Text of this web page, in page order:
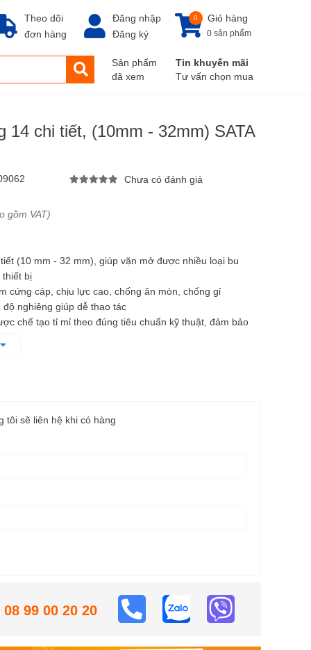
Theo dõi
đơn hàng
Đăng nhập
Đăng ký
Giỏ hàng
0
0 sản phẩm
Sản phẩm
đã xem
Tin khuyến mãi
Tư vấn chọn mua
14 chi tiết, (10mm - 32mm) SATA
Chưa có đánh giá
gồm VAT)
(10 mm - 32 mm), giúp vặn mở được nhiều loại bu
thiết bị
cứng cáp, chịu lực cao, chống ăn mòn, chống gỉ
nghiêng giúp dễ thao tác
chế tạo tỉ mỉ theo đúng tiêu chuẩn kỹ thuật, đảm bảo
dàng
tôi sẽ liên hệ khi có hàng
08 99 00 20 20